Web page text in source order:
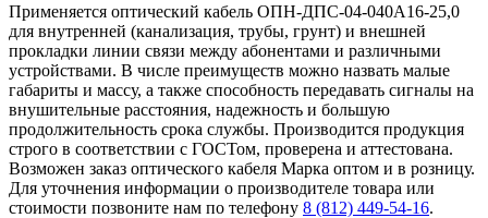
Применяется оптический кабель ОПН-ДПС-04-040А16-25,0
для внутренней (канализация, трубы, грунт) и внешней
прокладки линии связи между абонентами и различными
устройствами. В числе преимуществ можно назвать малые
габариты и массу, а также способность передавать сигналы на
внушительные расстояния, надежность и большую
продолжительность срока службы. Производится продукция
строго в соответствии с ГОСТом, проверена и аттестована.
Возможен заказ оптического кабеля Марка оптом и в розницу.
Для уточнения информации о производителе товара или
стоимости позвоните нам по телефону 8 (812) 449-54-16.